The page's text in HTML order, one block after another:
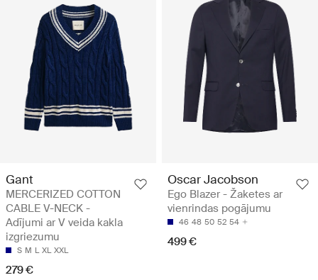
Gant
MERCERIZED COTTON
CABLE V-NECK -
Adījumi ar V veida kakla
izgriezumu
S M L XL XXL
279 €
Oscar Jacobson
Ego Blazer - Žaketes ar
vienrindas pogājumu
46 48 50 52 54
499 €